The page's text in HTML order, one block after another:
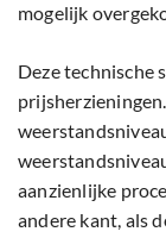
mogelijk
Deze technische
aanzienlijke
andere kant, als